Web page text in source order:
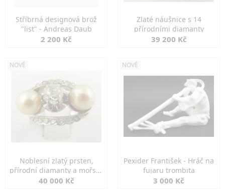
Stříbrná designová brož
"list" - Andreas Daub
2 200 Kč
Zlaté náušnice s 14
přírodními diamanty
39 200 Kč
NOVÉ
Noblesní zlatý prsten,
přírodní diamanty a mořské
perly
40 000 Kč
NOVÉ
Pexider František - Hráč na
fujaru trombita
3 000 Kč